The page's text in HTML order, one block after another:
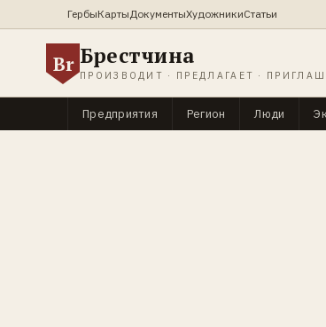
ГербыКартыДокументыХудожникиСтатьи
Br Брестчина
ПРОИЗВОДИТ · ПРЕДЛАГАЕТ ·
Предприятия Регион Люди